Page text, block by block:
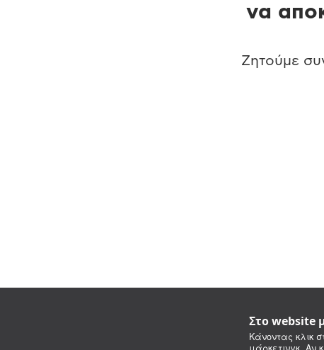
Στο website
Κάνοντας κλικ
να
Ζητούμε